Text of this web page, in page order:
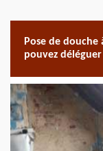
Pose de
pouvez déléguer